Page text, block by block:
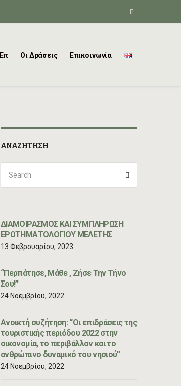
Οι Δράσεις Επικοινωνία
ΑΝΑΖΉΤΗΣΗ
ΔΙΑΜΟΙΡΑΣΜΟΣ ΚΑΙ ΣΥΜΠΛΗΡΩΣΗ
ΕΡΩΤΗΜΑΤΟΛΟΓΙΟΥ ΜΕΛΕΤΗΣ
13 Φεβρουαρίου, 2023
“Περπάτησε, Μάθε , Ζήσε Την Τήνο
Σου!”
24 Νοεμβρίου, 2022
Ανοικτή συζήτηση: “Οι επιδράσεις της
τουριστικής περιόδου 2022 στην
οικονομία, το περιβάλλον και το
ανθρώπινο δυναμικό του νησιού”
24 Νοεμβρίου, 2022